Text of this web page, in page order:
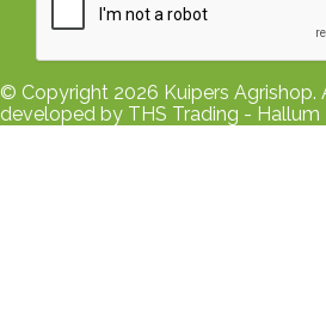
© Copyright 2026 Kuipers Agrishop.
developed by THS Trading - Hallum